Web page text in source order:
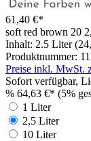
61,40 €*
soft red brown 20
Inhalt: 2.5 Liter
Produktnummer:
Preise inkl. MwSt.
Sofort verfügbar,
% 64,63 €* (5%
1 Liter
2,5 Liter
10 Liter